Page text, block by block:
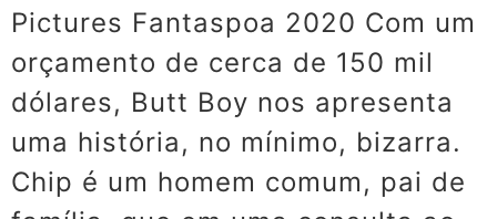
Pictures Fantaspoa 2020 Com um
orçamento de cerca de 150 mil
dólares, Butt Boy nos apresenta
uma história, no mínimo, bizarra.
Chip é um homem comum, pai de